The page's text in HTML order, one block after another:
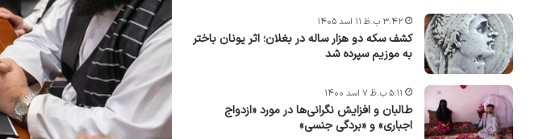
کشف سکه دو هزار ساله در بغلان؛ اثر یونان باختر
به موزیم سپرده شد
۳:۴۲ ب.ظ ۱۱ اسد ۱۴۰۵
طالبان و افزایش نگرانی‌ها در مورد «ازدواج
اجباری» و «بردگی جنسی»
۵:۱۱ ب.ظ ۷ اسد ۱۴۰۰